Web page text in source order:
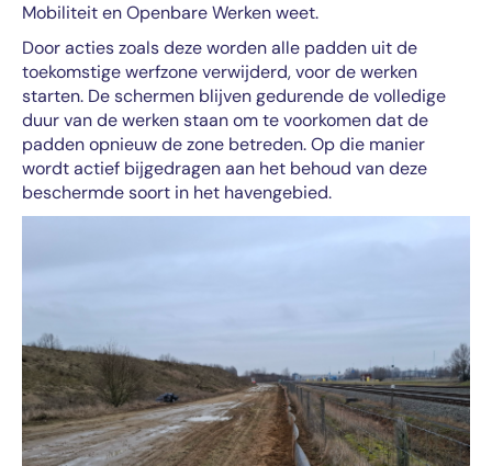
Mobiliteit en Openbare Werken weet.
Door acties zoals deze worden alle padden uit de
toekomstige werfzone verwijderd, voor de werken
starten. De schermen blijven gedurende de volledige
duur van de werken staan om te voorkomen dat de
padden opnieuw de zone betreden. Op die manier
wordt actief bijgedragen aan het behoud van deze
beschermde soort in het havengebied.